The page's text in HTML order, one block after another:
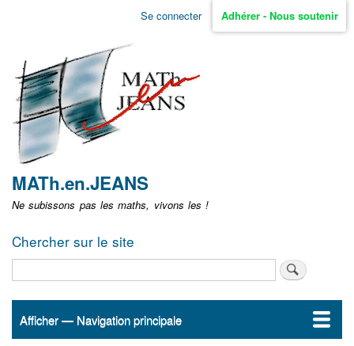
Aller
non
identifié
Se connecter Adhérer - Nous soutenir
MATh.en.JEANS
Ne subissons pas les maths, vivons les !
Chercher sur le site
Navigation
Afficher — Navigation principale